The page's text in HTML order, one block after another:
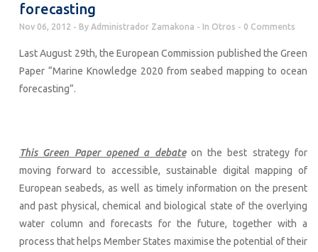
forecasting
Nov 06, 2012 By Administrador Zamakona In Otros 0 Comments
Last August 29th, the European Commission published the Green
Paper “Marine Knowledge 2020 from seabed mapping to ocean
forecasting”.
This Green Paper opened a debateon the best strategy for
moving forward to accessible, sustainable digital mapping of
European seabeds, as well as timely information on the present
and past physical, chemical and biological state of the overlying
water column and forecasts for the future, together with a
process that helps Member States maximise the potential of their